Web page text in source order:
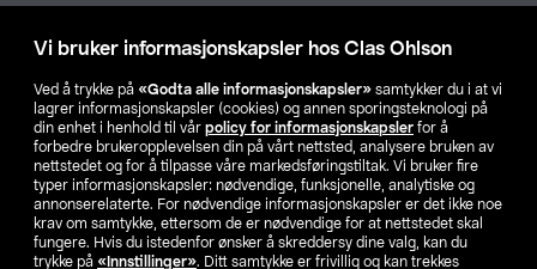
Vi bruker informasjonskapsler hos Clas Ohlson
Ved å trykke på «Godta alle informasjonskapsler» samtykker du i at vi
lagrer informasjonskapsler (cookies) og annen sporingsteknologi på
din enhet i henhold til vår policy for informasjonskapsler for å
forbedre brukeropplevelsen din på vårt nettsted, analysere bruken av
nettstedet og for å tilpasse våre markedsføringstiltak. Vi bruker fire
typer informasjonskapsler: nødvendige, funksjonelle, analytiske og
annonserelaterte. For nødvendige informasjonskapsler er det ikke noe
krav om samtykke, ettersom de er nødvendige for at nettstedet skal
fungere. Hvis du istedenfor ønsker å skreddersy dine valg, kan du
trykke på «Innstillinger». Ditt samtykke er frivillig og kan trekkes
Våre selskaper
Finn din butikk
SE NO FI